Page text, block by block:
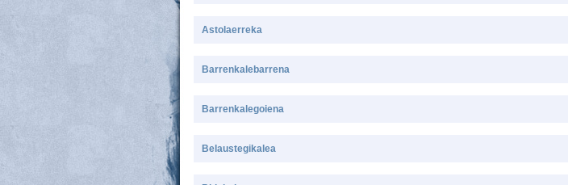
Astolaerreka
Barrenkalebarrena
Barrenkalegoiena
Belaustegikalea